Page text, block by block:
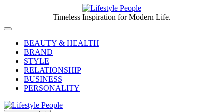
content
People
Timeless Inspiration for Modern Life.
Off
CanvasBEAUTY & HEALTH
BRAND
STYLE
RELATIONSHIP
BUSINESS
PERSONALITY